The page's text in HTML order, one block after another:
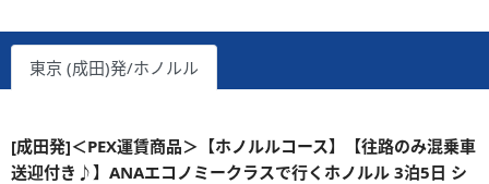
東京 (成田)発/ホノルル
[成田発]＜PEX運賃商品＞【ホノルルコース】【往路のみ混乗車
送迎付き♪】ANAエコノミークラスで行くホノルル 3泊5日 シ